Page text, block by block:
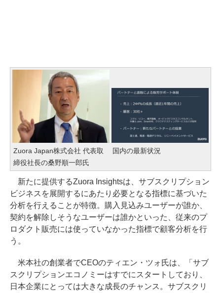
Zuora Japan株式会社 代表取
締役社長の桑野順一郎氏
国内の最新状況
新たに提供するZuora Insightsは、サブスクリプション
ビジネスを展開するにあたり必要となる指標に基づいた
分析を行えることが特徴。購入見込みユーザーが誰か、
契約を解除しそうなユーザーは誰かといった、従来のプ
ロダクト販売には使っていなかった指標で顧客分析を行
う。
米本社の創業者でCEOのティエン・ツォ氏は、「サブ
スクリプションエコノミーはすでにスタートしており、
日本企業にとっては大きな成長のチャンス。サブスクリ